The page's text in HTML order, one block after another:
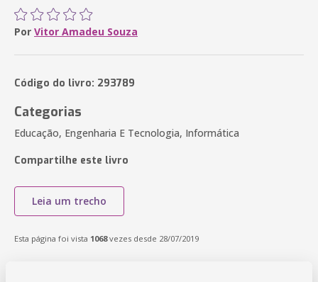
Por Vitor Amadeu Souza
Código do livro: 293789
Categorias
Educação, Engenharia E Tecnologia, Informática
Compartilhe este livro
Leia um trecho
Esta página foi vista 1068vezes desde 28/07/2019